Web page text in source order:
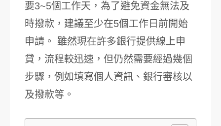
要3~5個工作天，為了避免資金無法及
時撥款，建議至少在5個工作日前開始
申請。 雖然現在許多銀行提供線上申
貸，流程較迅速，但仍然需要經過幾個
步驟，例如填寫個人資訊、銀行審核以
及撥款等。